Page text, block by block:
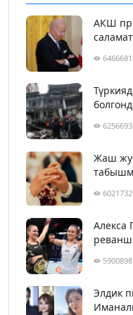
АКШ
6466681
6256693
Жаш
6021732
Алекса
реванш
5900898
Элдик